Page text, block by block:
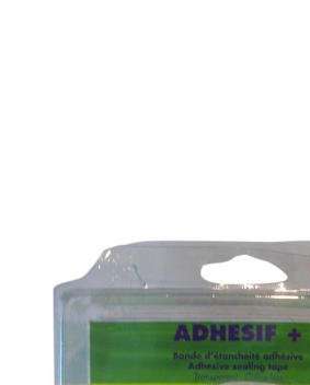
RUBAN ADHESIF
D’ETANCHEITE
TRANSPARENT